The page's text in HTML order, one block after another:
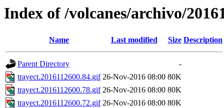
Index of /volcanes/archivo/
Name Last modified Size Description
Parent Directory
-
trayect.2016112600.84.gif 26-Nov-2016 08:00 80K
trayect.2016112600.78.gif 26-Nov-2016 08:00 80K
trayect.2016112600.72.gif 26-Nov-2016 08:00 80K